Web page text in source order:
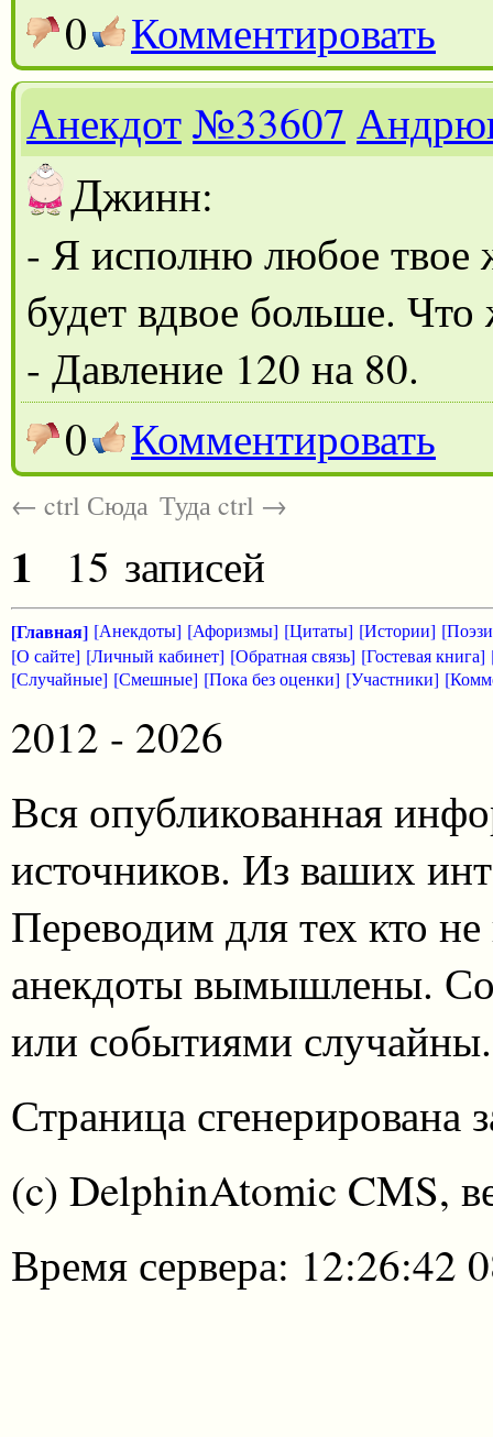
0
Комментировать
Анекдот№33607
Джинн:
- Я исполню любое твое
будет вдвое больше.
- Давление 120 на 80.
0 Комментировать
← ctrl Сюда Туда ctrl →
1 15 записей
[Главная] [Анекдоты] [Афоризмы] [Цитаты] [Истории]
[О сайте] [Личный кабинет] [Обратная связь] [Гостевая книга]
[Случайные] [Смешные] [Пока без оценки] [Участники]
2012 - 2026
Вся опубликованная
источников. Из ваших
Переводим для тех кто
анекдоты вымышлены.
или событиями случайны.
Страница сгенерирована
(c) DelphinAtomic CMS,
Время сервера: 12:26:42